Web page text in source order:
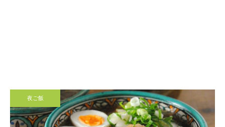
夜ご飯